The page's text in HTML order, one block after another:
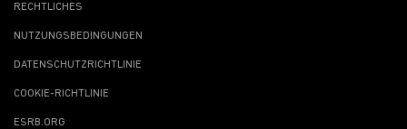
RECHTLICHES
NUTZUNGSBEDINGUNGEN
DATENSCHUTZRICHTLINIE
COOKIE-RICHTLINIE
ESRB.ORG